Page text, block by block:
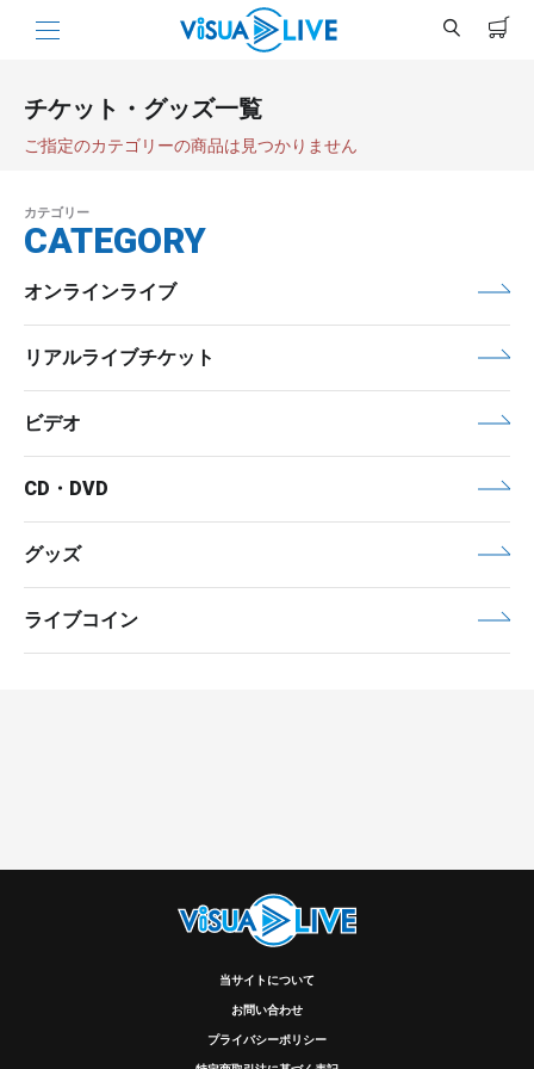
チケット・グッズ一覧
ご指定のカテゴリーの商品は見つかりません
カテゴリー
CATEGORY
オンラインライブ
リアルライブチケット
ビデオ
CD・DVD
グッズ
ライブコイン
当サイトについて
お問い合わせ
プライバシーポリシー